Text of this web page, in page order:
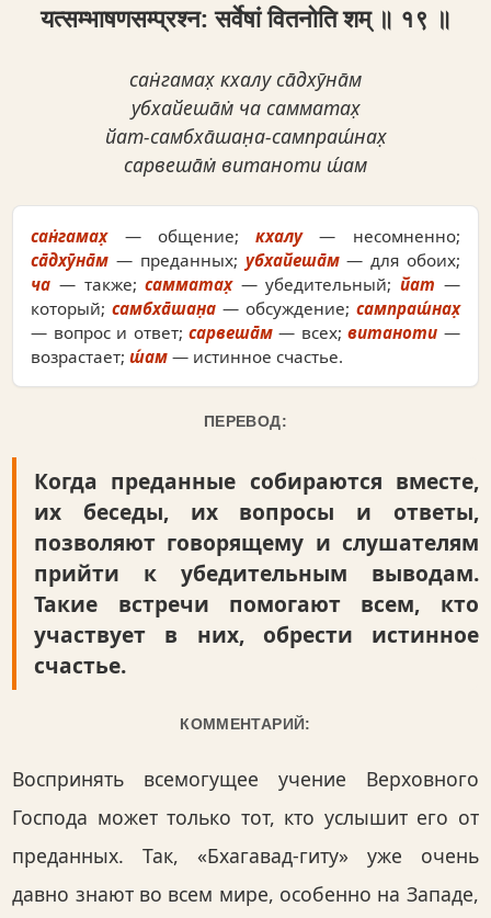
यत्सम्भाषणसम्प्रश्न: सर्वेषां वितनोति शम् ॥ १९ ॥
сан̇гамах̣ кхалу са̄дхӯна̄м
убхайеша̄м̇ ча самматах̣
йат-самбха̄шан̣а-сампраш́нах̣
сарвеша̄м̇ витаноти ш́ам
сан̇гамах̣— общение;кхалу— несомненно;
са̄дхӯна̄м — преданных; убхайеша̄м— для обоих;
ча — также;самматах̣— убедительный;йат —
который;самбха̄шан̣а — обсуждение; сампраш́нах̣
— вопрос и ответ; сарвеша̄м — всех;витаноти —
возрастает;ш́ам — истинное счастье.
ПЕРЕВОД:
Когда преданные собираются вместе,
их беседы, их вопросы и ответы,
позволяют говорящему и слушателям
прийти к убедительным выводам.
Такие встречи помогают всем, кто
участвует в них, обрести истинное
счастье.
КОММЕНТАРИЙ:
Воспринять всемогущее учение Верховного
Господа может только тот, кто услышит его от
преданных. Так, «Бхагавад-гиту» уже очень
давно знают во всем мире, особенно на Западе,